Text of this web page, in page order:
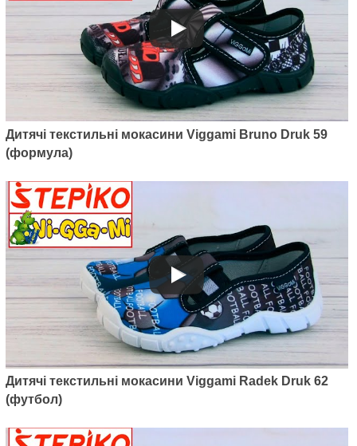
Артикул: ZSA3
Дитячі текстильні мокасини
Viggami Zosia 3
380грн.
Артикул: TBS41
Дитячі текстильні мокасини
Viggami Tubis Sport 41 (синій
мяч)
Дитячі текстильні мокасини Viggami Bruno Druk 59
(формула)
Дитячі текстильні мокасини Viggami Radek Druk 62
(футбол)